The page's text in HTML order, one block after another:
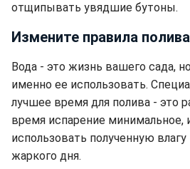
отщипывать увядшие бутоны.
Измените правила полива
Вода - это жизнь вашего сада,
именно ее использовать.
лучшее время для полива - это
время испарение минимальное,
использовать полученную
жаркого дня.